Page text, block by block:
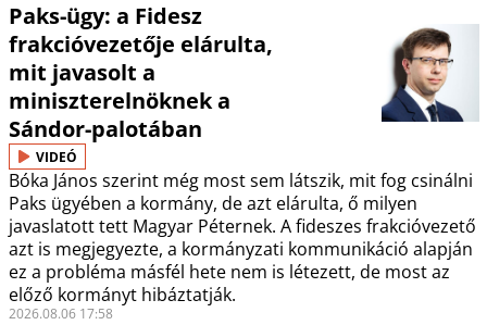
Paks-ügy: a Fidesz
frakcióvezetője elárulta,
mit javasolt a
miniszterelnöknek a
Sándor-palotában
VIDEÓ
Bóka János szerint még most sem látszik, mit fog csinálni
Paks ügyében a kormány, de azt elárulta, ő milyen
javaslatott tett Magyar Péternek. A fideszes frakcióvezető
azt is megjegyezte, a kormányzati kommunikáció alapján
ez a probléma másfél hete nem is létezett, de most az
előző kormányt hibáztatják.
2026.08.06 17:58